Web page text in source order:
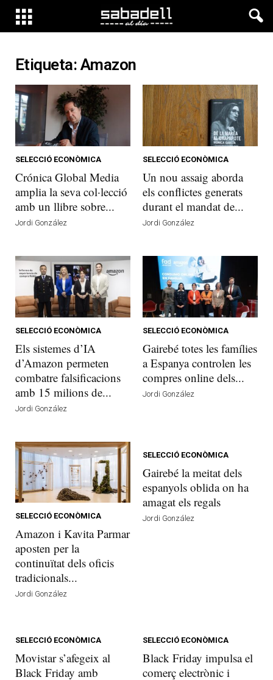
Etiqueta: Amazon
SELECCIÓ ECONÒMICA
Crónica Global Media
amplia la seva col·lecció
amb un llibre sobre...
Jordi González
SELECCIÓ ECONÒMICA
Un nou assaig aborda
els conflictes generats
durant el mandat de...
Jordi González
SELECCIÓ ECONÒMICA
Els sistemes d’IA
d’Amazon permeten
combatre falsificacions
amb 15 milions de...
Jordi González
SELECCIÓ ECONÒMICA
Gairebé totes les famílies
a Espanya controlen les
compres online dels...
Jordi González
SELECCIÓ ECONÒMICA
Amazon i Kavita Parmar
aposten per la
continuïtat dels oficis
tradicionals...
Jordi González
SELECCIÓ ECONÒMICA
Gairebé la meitat dels
espanyols oblida on ha
amagat els regals
Jordi González
SELECCIÓ ECONÒMICA
Movistar s’afegeix al
Black Friday amb
SELECCIÓ ECONÒMICA
Black Friday impulsa el
comerç electrònic i